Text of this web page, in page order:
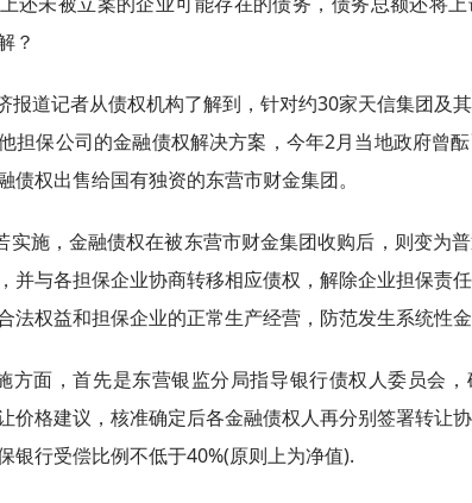
？
报道记者从债权机构了解到，针对约30家天信集团及
担保公司的金融债权解决方案，今年2月当地政府曾
债权出售给国有独资的东营市财金集团。
实施，金融债权在被东营市财金集团收购后，则变为
并与各担保企业协商转移相应债权，解除企业担保责
法权益和担保企业的正常生产经营，防范发生系统性金
方面，首先是东营银监分局指导银行债权人委员会
价格建议，核准确定后各金融债权人再分别签署转让
银行受偿比例不低于40%(原则上为净值).